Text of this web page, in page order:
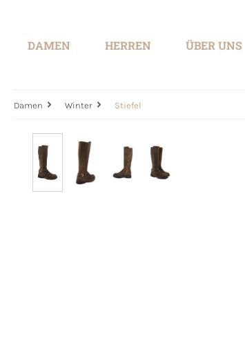
DAMEN HERREN ÜBER UNS
Damen Winter Stiefel
Bildergalerie überspringen